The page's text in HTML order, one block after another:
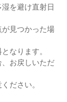
を避け直射日
が見つかった場
なります。
、お戻しいただ
ださい。